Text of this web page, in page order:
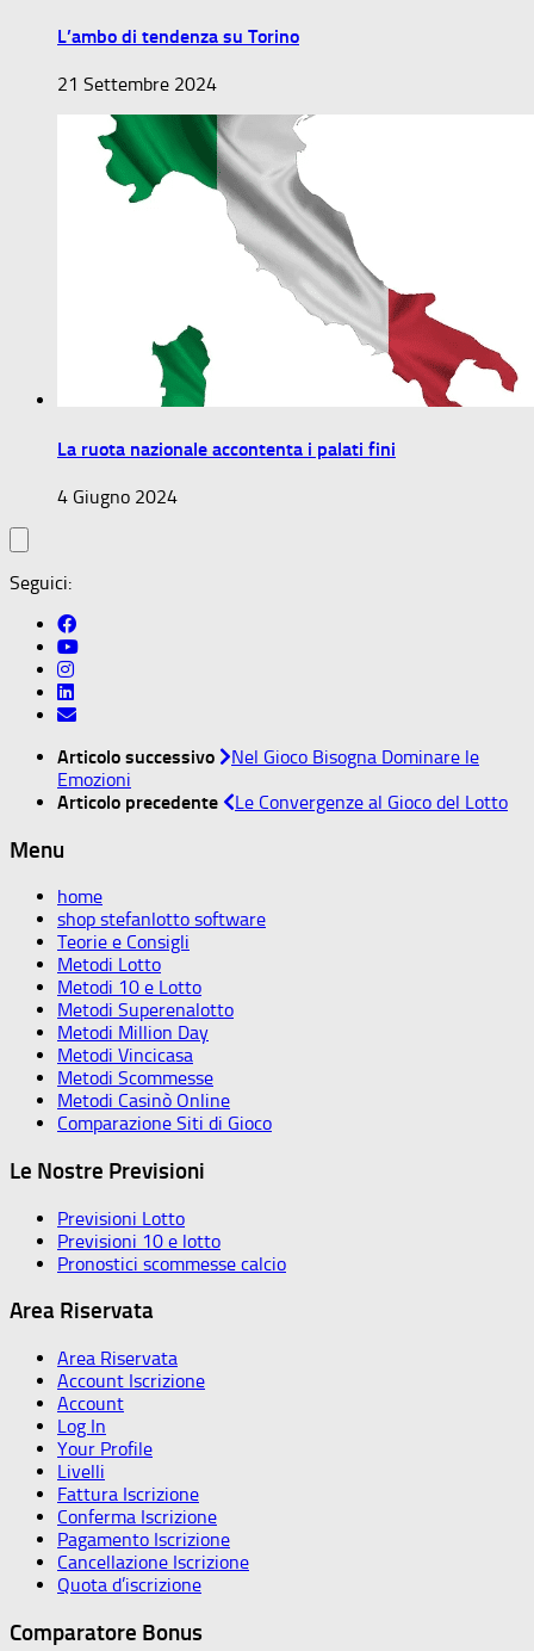
L’ambo di tendenza su Torino
21 Settembre 2024
La ruota nazionale accontenta i palati fini
4 Giugno 2024
Seguici:
Articolo successivo
Nel Gioco Bisogna Dominare le
Emozioni
Articolo precedente
Le Convergenze al Gioco del Lotto
Menu
home
shop stefanlotto software
Teorie e Consigli
Metodi Lotto
Metodi 10 e Lotto
Metodi Superenalotto
Metodi Million Day
Metodi Vincicasa
Metodi Scommesse
Metodi Casinò Online
Comparazione Siti di Gioco
Le Nostre Previsioni
Previsioni Lotto
Previsioni 10 e lotto
Pronostici scommesse calcio
Area Riservata
Area Riservata
Account Iscrizione
Account
Log In
Your Profile
Livelli
Fattura Iscrizione
Conferma Iscrizione
Pagamento Iscrizione
Cancellazione Iscrizione
Quota d’iscrizione
Comparatore Bonus